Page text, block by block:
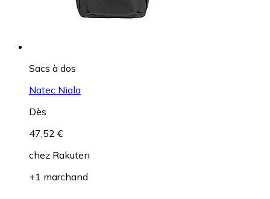
Sacs à dos
Natec Niala
Dès
47,52 €
chez Rakuten
+1 marchand